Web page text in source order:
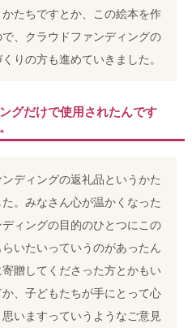
たちですとか、この絵本を作
、クラウドファンディングの
りの方も進めていきました。
グだけで使用されたんです
ディングの返礼品というかた
。みなさん心が温かくなった
ィングの目的のひとつにこの
いたいっていうのがあったん
贈してくださった方とかもい
、子どもたちが手にとって心
いますっていうようなご意見